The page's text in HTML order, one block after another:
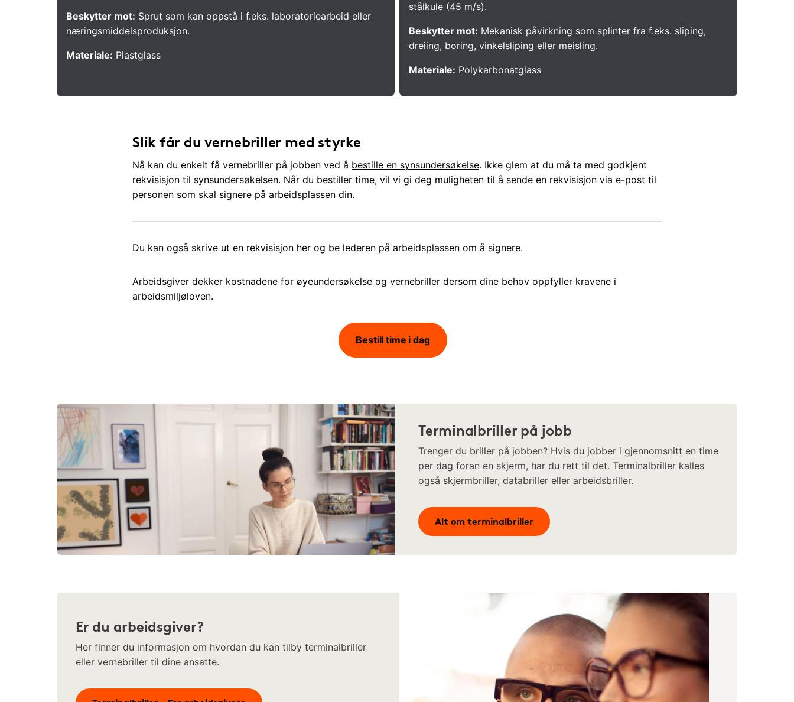
Beskytter mot: Sprut som kan oppstå i f.eks. laboratoriearbeid eller
næringsmiddelsproduksjon.
Materiale: Plastglass
stålkule (45 m/s).
Beskytter mot: Mekanisk påvirkning som splinter fra f.eks. sliping,
dreiing, boring, vinkelsliping eller meisling.
Materiale: Polykarbonatglass
Slik får du vernebriller med styrke
Nå kan du enkelt få vernebriller på jobben ved å bestille en synsundersøkelse. Ikke glem at du må ta med godkjent
rekvisisjon til synsundersøkelsen. Når du bestiller time, vil vi gi deg muligheten til å sende en rekvisisjon via e-post til
personen som skal signere på arbeidsplassen din.
Du kan også skrive ut en rekvisisjon her og be lederen på arbeidsplassen om å signere.
Arbeidsgiver dekker kostnadene for øyeundersøkelse og vernebriller dersom dine behov oppfyller kravene i
arbeidsmiljøloven.
Bestill time i dag
Terminalbriller på jobb
Trenger du briller på jobben? Hvis du jobber i gjennomsnitt en time
per dag foran en skjerm, har du rett til det. Terminalbriller kalles
også skjermbriller, databriller eller arbeidsbriller.
Alt om terminalbriller
Er du arbeidsgiver?
Her finner du informasjon om hvordan du kan tilby terminalbriller
eller vernebriller til dine ansatte.